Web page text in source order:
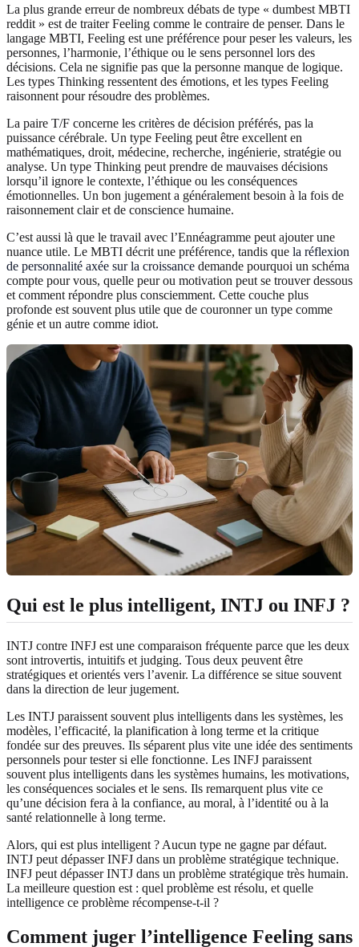
La plus grande erreur de nombreux débats de type « dumbest MBTI
reddit » est de traiter Feeling comme le contraire de penser. Dans le
langage MBTI, Feeling est une préférence pour peser les valeurs, les
personnes, l’harmonie, l’éthique ou le sens personnel lors des
décisions. Cela ne signifie pas que la personne manque de logique.
Les types Thinking ressentent des émotions, et les types Feeling
raisonnent pour résoudre des problèmes.
La paire T/F concerne les critères de décision préférés, pas la
puissance cérébrale. Un type Feeling peut être excellent en
mathématiques, droit, médecine, recherche, ingénierie, stratégie ou
analyse. Un type Thinking peut prendre de mauvaises décisions
lorsqu’il ignore le contexte, l’éthique ou les conséquences
émotionnelles. Un bon jugement a généralement besoin à la fois de
raisonnement clair et de conscience humaine.
C’est aussi là que le travail avec l’Ennéagramme peut ajouter une
nuance utile. Le MBTI décrit une préférence, tandis que la réflexion
de personnalité axée sur la croissance demande pourquoi un schéma
compte pour vous, quelle peur ou motivation peut se trouver dessous
et comment répondre plus consciemment. Cette couche plus
profonde est souvent plus utile que de couronner un type comme
génie et un autre comme idiot.
Qui est le plus intelligent, INTJ ou INFJ ?
INTJ contre INFJ est une comparaison fréquente parce que les deux
sont introvertis, intuitifs et judging. Tous deux peuvent être
stratégiques et orientés vers l’avenir. La différence se situe souvent
dans la direction de leur jugement.
Les INTJ paraissent souvent plus intelligents dans les systèmes, les
modèles, l’efficacité, la planification à long terme et la critique
fondée sur des preuves. Ils séparent plus vite une idée des sentiments
personnels pour tester si elle fonctionne. Les INFJ paraissent
souvent plus intelligents dans les systèmes humains, les motivations,
les conséquences sociales et le sens. Ils remarquent plus vite ce
qu’une décision fera à la confiance, au moral, à l’identité ou à la
santé relationnelle à long terme.
Alors, qui est plus intelligent ? Aucun type ne gagne par défaut.
INTJ peut dépasser INFJ dans un problème stratégique technique.
INFJ peut dépasser INTJ dans un problème stratégique très humain.
La meilleure question est : quel problème est résolu, et quelle
intelligence ce problème récompense-t-il ?
Comment juger l’intelligence Feeling sans